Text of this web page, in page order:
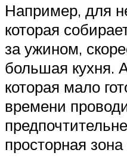
Например, для
которая
за ужином,
большая кухня.
которая мало
времени
просторная